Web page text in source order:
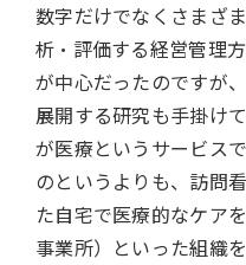
数字だけでなくさまざ
析・評価する経営管理
が中心だったのですが
展開する研究も手掛け
が医療というサービス
のというよりも、訪問
た自宅で医療的なケア
事業所）といった組織